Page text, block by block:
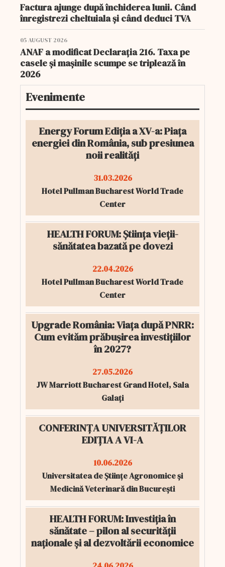
Factura ajunge după închiderea lunii. Când
înregistrezi cheltuiala și când deduci TVA
05 AUGUST 2026
ANAF a modificat Declarația 216. Taxa pe
casele și mașinile scumpe se triplează în
2026
Evenimente
Energy Forum Ediția a XV-a: Piața
energiei din România, sub presiunea
noii realități
31.03.2026
Hotel Pullman Bucharest World Trade
Center
HEALTH FORUM: Știința vieții-
sănătatea bazată pe dovezi
22.04.2026
Hotel Pullman Bucharest World Trade
Center
Upgrade România: Viața după PNRR:
Cum evităm prăbușirea investițiilor
în 2027?
27.05.2026
JW Marriott Bucharest Grand Hotel, Sala
Galați
CONFERINȚA UNIVERSITĂȚILOR
EDIȚIA A VI-A
10.06.2026
Universitatea de Științe Agronomice și
Medicină Veterinară din București
HEALTH FORUM: Investiția în
sănătate – pilon al securității
naționale și al dezvoltării economice